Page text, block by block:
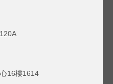
16樓1614